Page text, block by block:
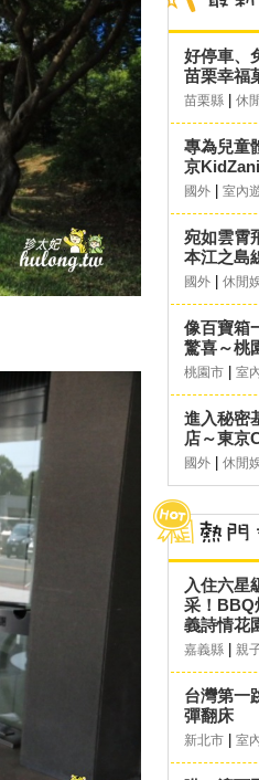
好停車、
苗栗幸福
苗栗縣 休
專為兒童
京
國外 室內
宛如雲霄
本江之島
國外 休閒
像百寶箱
驚喜～桃
桃園市 室
進入秘密
店～東京
國外 休閒
入住六星
采！BBQ
義詩情花
嘉義縣 親
台灣第一
彈翻床
新北市 室